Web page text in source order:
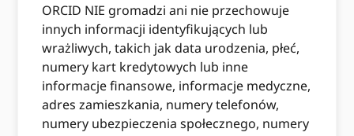
ORCID NIE gromadzi ani nie przechowuje
innych informacji identyfikujących lub
wrażliwych, takich jak data urodzenia, płeć,
numery kart kredytowych lub inne
informacje finansowe, informacje medyczne,
adres zamieszkania, numery telefonów,
numery ubezpieczenia społecznego, numery